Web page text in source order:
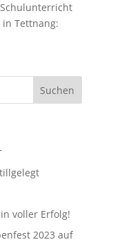
Tettnang:
voller Erfolg!
2023 auf